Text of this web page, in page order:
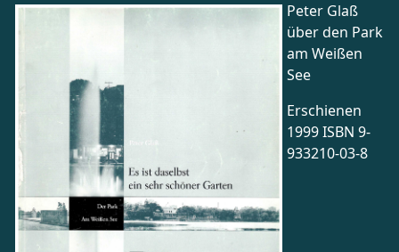
Peter Glaß
über den Park
am Weißen
See
Erschienen
1999 ISBN 9-
933210-03-8